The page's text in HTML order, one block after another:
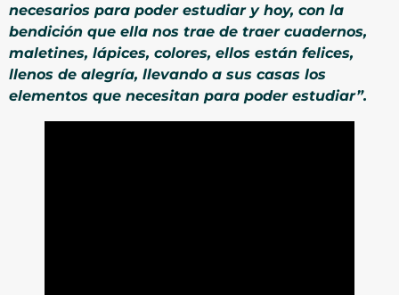
necesarios para poder estudiar y hoy, con la
bendición que ella nos trae de traer cuadernos,
maletines, lápices, colores, ellos están felices,
llenos de alegría, llevando a sus casas los
elementos que necesitan para poder estudiar”.